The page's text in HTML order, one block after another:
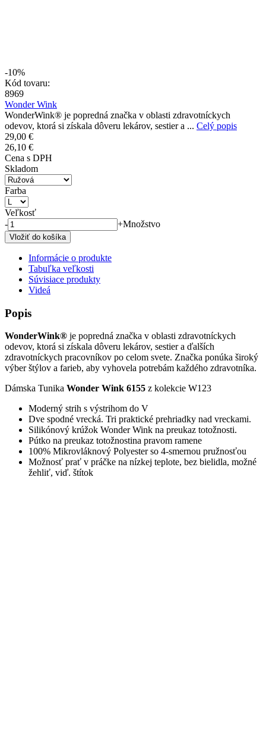
-10%
Kód tovaru:
8969
Wonder Wink
WonderWink® je popredná značka v oblasti zdravotníckych
odevov, ktorá si získala dôveru lekárov, sestier a ... Celý popis
29,00 €
26,10 €
Cena s DPH
Skladom
Farba
Veľkosť
-
+Množstvo
Informácie o produkte
Tabuľka veľkosti
Súvisiace produkty
Videá
Popis
WonderWink® je popredná značka v oblasti zdravotníckych
odevov, ktorá si získala dôveru lekárov, sestier a ďalších
zdravotníckych pracovníkov po celom svete. Značka ponúka široký
výber štýlov a farieb, aby vyhovela potrebám každého zdravotníka.
Dámska Tunika Wonder Wink 6155 z kolekcie W123
Moderný strih s výstrihom do V
Dve spodné vrecká. Tri praktické prehriadky nad vreckami.
Silikónový krúžok Wonder Wink na preukaz totožnosti.
Pútko na preukaz totožnostina pravom ramene
100% Mikrovláknový Polyester so 4-smernou pružnosťou
Možnosť prať v práčke na nízkej teplote, bez bielidla, možné
žehliť, viď. štítok